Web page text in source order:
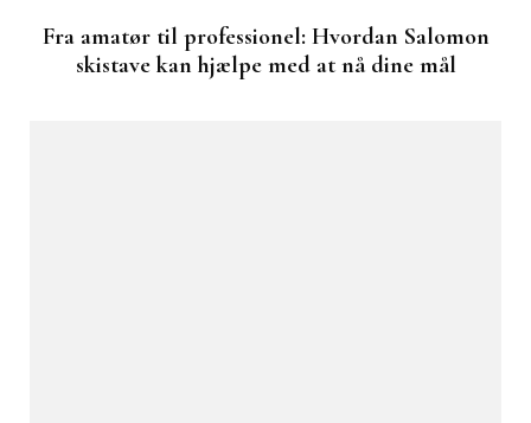
Fra amatør til professionel: Hvordan Salomon
skistave kan hjælpe med at nå dine mål